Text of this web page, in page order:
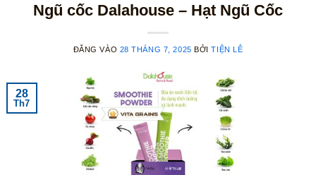
Ngũ cốc Dalahouse – Hạt Ngũ Cốc
ĐĂNG VÀO 28 THÁNG 7, 2025 BỞITIỆN LÊ
28
Th7